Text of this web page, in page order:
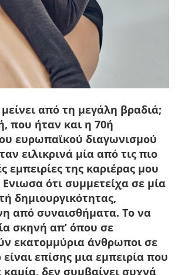
μείνει από τη μεγάλη βραδιά;
που ήταν και η 70ή
ευρωπαϊκού διαγωνισμού
ειλικρινά μία από τις πιο
εμπειρίες της καριέρας μου
ότι συμμετείχα σε μία
δημιουργικότητας,
από συναισθήματα. Το να
σκηνή απ’ όπου σε
εκατομμύρια άνθρωποι σε
επίσης μια εμπειρία που
καμία, δεν συμβαίνει συχνά